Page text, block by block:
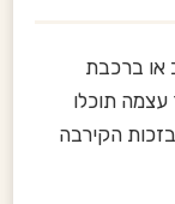
או ברכבת
תוכלו
הקירבה